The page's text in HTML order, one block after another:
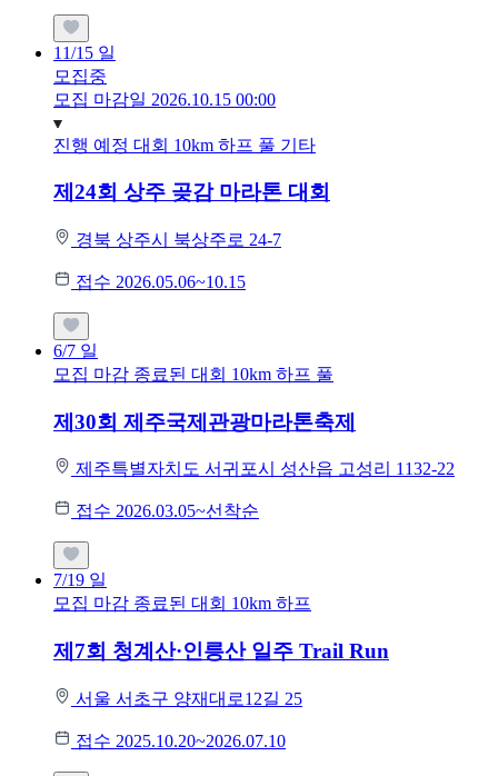
11/15 일
모집중
모집 마감일 2026.10.15 00:00
진행 예정 대회 10km 하프 풀 기타
제24회 상주 곶감 마라톤 대회
경북 상주시 북상주로 24-7
접수 2026.05.06~10.15
6/7 일
모집 마감 종료된 대회 10km 하프 풀
제30회 제주국제관광마라톤축제
제주특별자치도 서귀포시 성산읍 고성리 1132-22
접수 2026.03.05~선착순
7/19 일
모집 마감 종료된 대회 10km 하프
제7회 청계산·인릉산 일주 Trail Run
서울 서초구 양재대로12길 25
접수 2025.10.20~2026.07.10